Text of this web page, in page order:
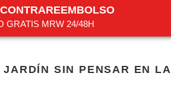
GRATIS MRW 24/48H
SIN PENSAR EN LA